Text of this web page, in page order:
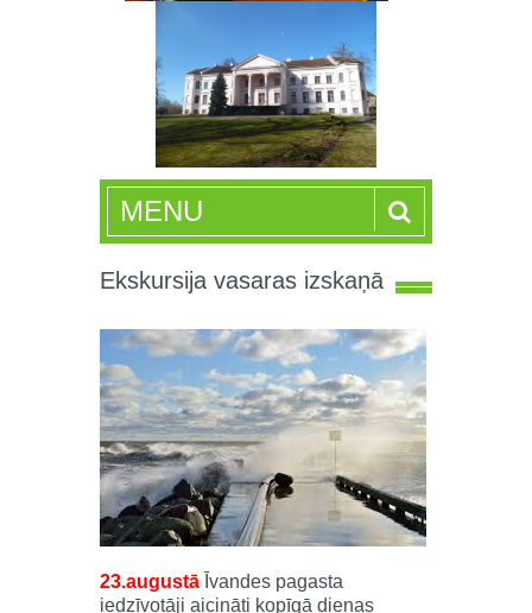
MENU
Ekskursija vasaras izskaņā
23.augustā Īvandes pagasta
iedzīvotāji aicināti kopīgā dienas